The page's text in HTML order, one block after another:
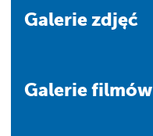
Galerie zdjęć
Galerie filmów